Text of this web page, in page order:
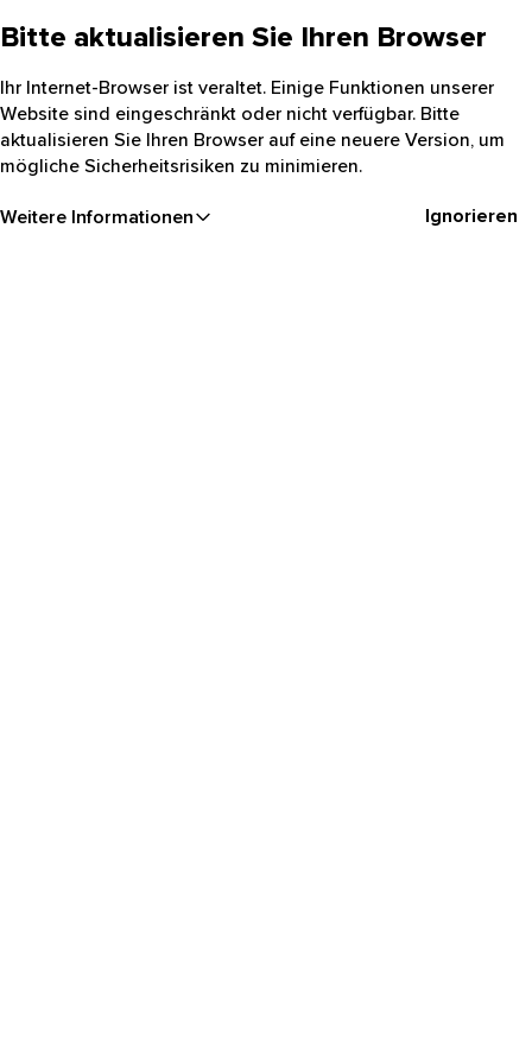
Bitte aktualisieren Sie Ihren Browser
Ihr Internet-Browser ist veraltet. Einige Funktionen unserer
Website sind eingeschränkt oder nicht verfügbar. Bitte
aktualisieren Sie Ihren Browser auf eine neuere Version, um
mögliche Sicherheitsrisiken zu minimieren.
Weitere Informationen Ignorieren